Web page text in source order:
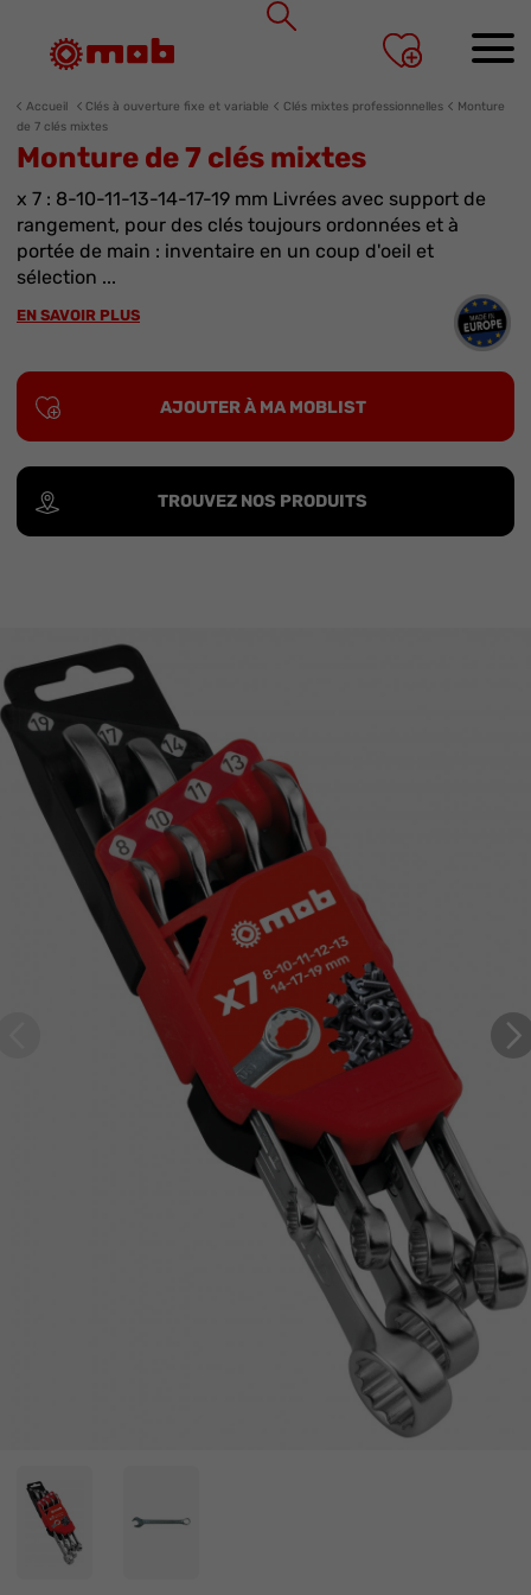
Accueil Clés à ouverture fixe et variable Clés mixtes professionnelles
Monture
de 7 clés mixtes
Monture de 7 clés mixtes
x 7 : 8-10-11-13-14-17-19 mm Livrées avec support de
rangement, pour des clés toujours ordonnées et à
portée de main : inventaire en un coup d'oeil et
sélection ...
EN SAVOIR PLUS
AJOUTER À MA MOBLIST
TROUVEZ NOS PRODUITS